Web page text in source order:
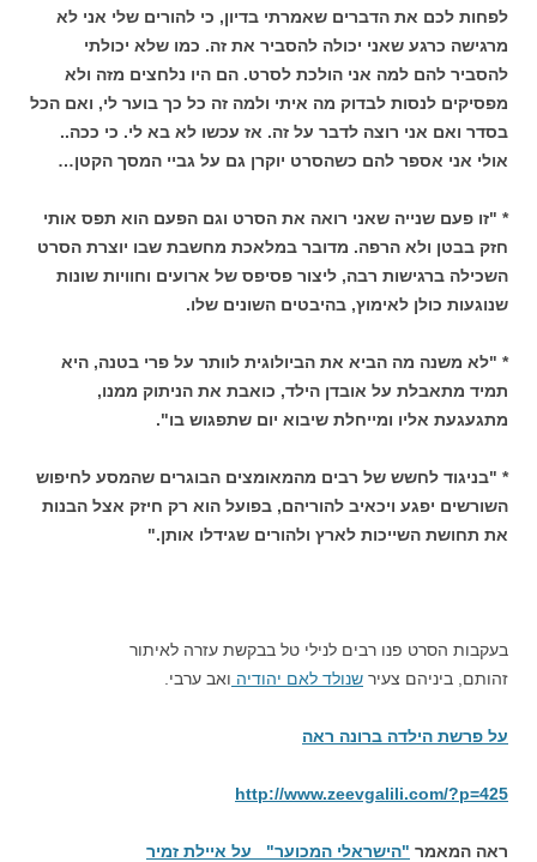
לפחות לכם את הדברים שאמרתי בדיון, כי להורים שלי אני לא
מרגישה כרגע שאני יכולה להסביר את זה. כמו שלא יכולתי
להסביר להם למה אני הולכת לסרט. הם היו נלחצים מזה ולא
מפסיקים לנסות לבדוק מה איתי ולמה זה כל כך בוער לי, ואם הכל
בסדר ואם אני רוצה לדבר על זה. אז עכשו לא בא לי. כי ככה..
אולי אני אספר להם כשהסרט יוקרן גם על גביי המסך הקטן…
* "זו פעם שנייה שאני רואה את הסרט וגם הפעם הוא תפס אותי
חזק בבטן ולא הרפה. מדובר במלאכת מחשבת שבו יוצרת הסרט
השכילה ברגישות רבה, ליצור פסיפס של ארועים וחוויות שונות
שנוגעות כולן לאימוץ, בהיבטים השונים שלו.
* "לא משנה מה הביא את הביולוגית לוותר על פרי בטנה, היא
תמיד מתאבלת על אובדן הילד, כואבת את הניתוק ממנו,
מתגעגעת אליו ומייחלת שיבוא יום שתפגוש בו".
* "בניגוד לחשש של רבים מהמאומצים הבוגרים שהמסע לחיפוש
השורשים יפגע ויכאיב להוריהם, בפועל הוא רק חיזק אצל הבנות
את תחושת השייכות לארץ ולהורים שגידלו אותן."
בעקבות הסרט פנו רבים לנילי טל בבקשת עזרה לאיתור
זהותם, ביניהם צעיר שנולד לאם יהודיה ואב ערבי.
על פרשת הילדה ברונה ראה
http://www.zeevgalili.com/?p=425
ראה המאמר "הישראלי המכוער" על איילת זמיר